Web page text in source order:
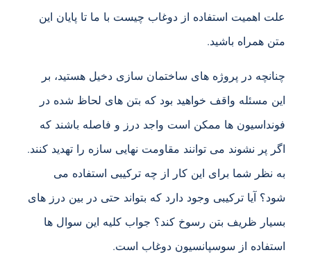
علت اهمیت استفاده از دوغاب چیست با ما تا پایان این
متن همراه باشید.
چنانچه در پروژه های ساختمان سازی دخیل هستید، بر
این مسئله واقف خواهید بود که بتن های لحاظ شده در
فونداسیون ها ممکن است واجد درز و فاصله باشند که
اگر پر نشوند می توانند مقاومت نهایی سازه را تهدید کنند.
به نظر شما برای این کار از چه ترکیبی استفاده می
شود؟ آیا ترکیبی وجود دارد که بتواند حتی در بین درز های
بسیار ظریف بتن رسوخ کند؟ جواب کلیه این سوال ها
استفاده از سوسپانسیون دوغاب است.